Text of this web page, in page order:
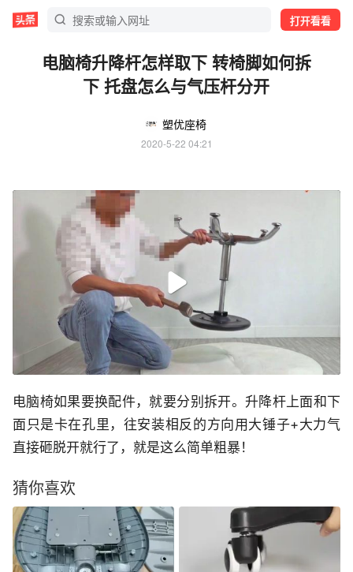
打开看看
电脑椅升降杆怎样取下 转椅脚如何拆
下 托盘怎么与气压杆分开
塑优座椅
2020-5-22 04:21
电脑椅如果要换配件，就要分别拆开。升降杆上面和下
面只是卡在孔里，往安装相反的方向用大锤子+大力气
直接砸脱开就行了，就是这么简单粗暴！
猜你喜欢